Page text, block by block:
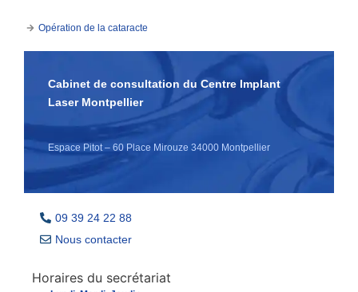
Opération de la cataracte
Cabinet de consultation du Centre Implant
Laser Montpellier
Espace Pitot – 60 Place Mirouze 34000 Montpellier
09 39 24 22 88
Nous contacter
Horaires du secrétariat